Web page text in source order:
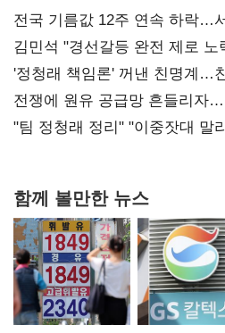
전국 기름값 12주 연속 하락…
김민석 "경선갈등 완전 제로
사과부터"
'정청래 책임론' 꺼낸 친명계…
때리기
전쟁에 원유 공급망 흔들리자
핵심으로 재부상
"팀 정청래 정리" "이중잣대 말
함께 볼만한 뉴스